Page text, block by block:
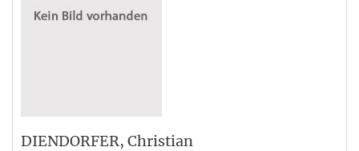
DIENDORFER, Christian